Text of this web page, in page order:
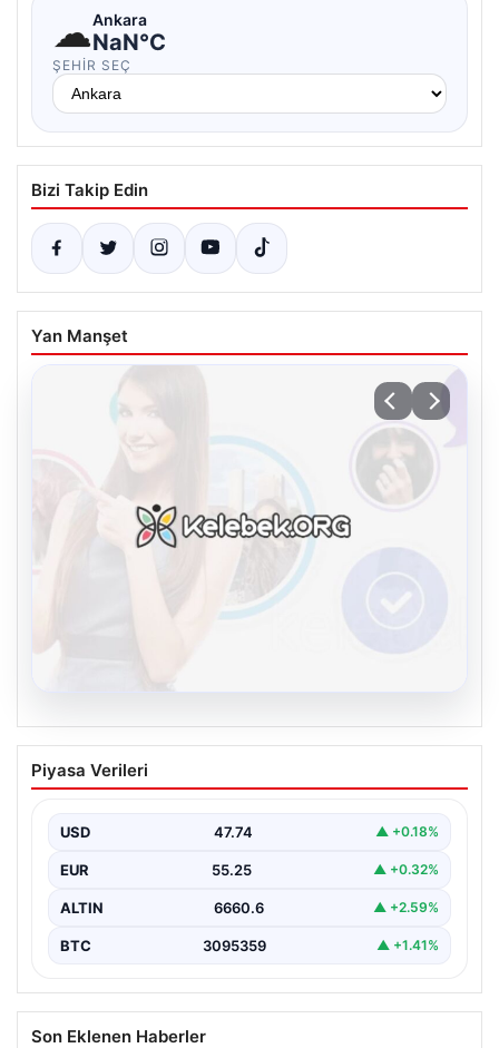
☁Ankara
NaN°C
ŞEHIR SEÇ
Bizi Takip Edin
Yan Manşet
Kelebek.Org İle Çevrim içi İletişimin
Güvenli Adresi Ve Muhabbet Deneyimi
sağlaması büyük bir değer ifade etmektedir. Halen…
Piyasa Verileri
USD 47.74 ▲ +0.18%
EUR 55.25 ▲ +0.32%
ALTIN 6660.6 ▲ +2.59%
BTC 3095359 ▲ +1.41%
Son Eklenen Haberler